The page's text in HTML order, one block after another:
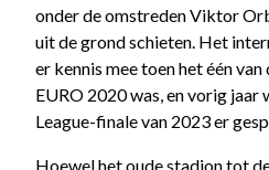
onder de omstreden Viktor
uit de grond schieten. Het
er kennis mee toen het één
EURO 2020 was, en vorig jaar
League-finale van 2023 er
Hoewel het oude stadion tot